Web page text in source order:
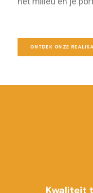
ONTDEK ONZE
Kwaliteit